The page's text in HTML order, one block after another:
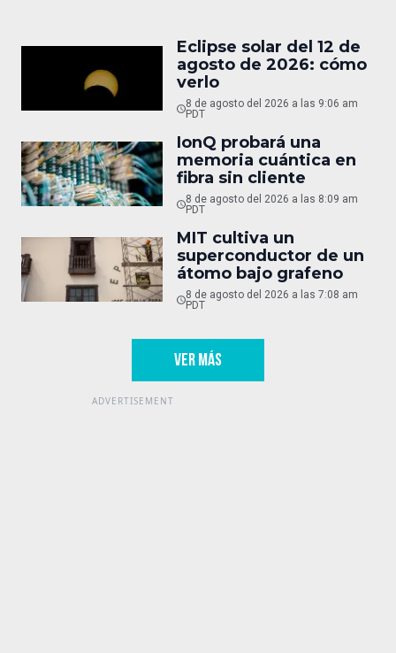
Eclipse solar del 12 de
agosto de 2026: cómo
verlo
8 de agosto del 2026 a las 9:06 am
PDT
IonQ probará una
memoria cuántica en
fibra sin cliente
8 de agosto del 2026 a las 8:09 am
PDT
MIT cultiva un
superconductor de un
átomo bajo grafeno
8 de agosto del 2026 a las 7:08 am
PDT
VER MÁS